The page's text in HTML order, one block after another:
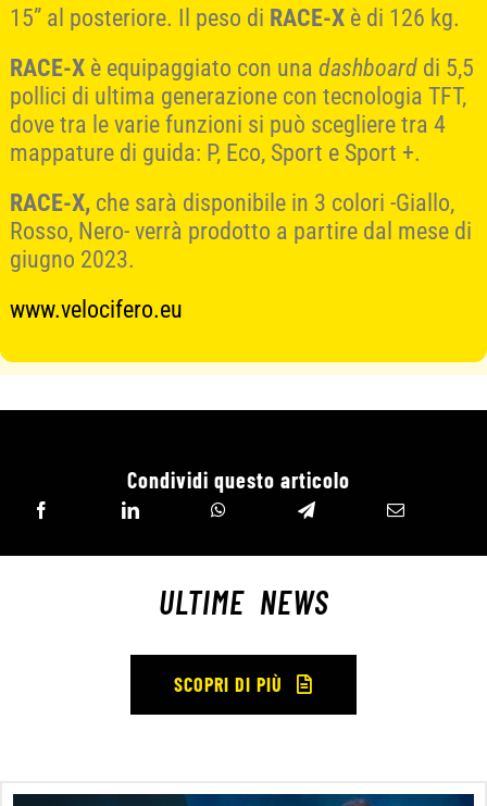
15” al posteriore. Il peso di RACE-X è di 126 kg.
RACE-X è equipaggiato con unadashboard di 5,5
pollici di ultima generazione con tecnologia TFT,
dove tra le varie funzioni si può scegliere tra 4
mappature di guida: P, Eco, Sport e Sport +.
RACE-X, che sarà disponibile in 3 colori -Giallo,
Rosso, Nero- verrà prodotto a partire dal mese di
giugno 2023.
www.velocifero.eu
Condividi questo articolo
ULTIME NEWS
SCOPRI DI PIÙ